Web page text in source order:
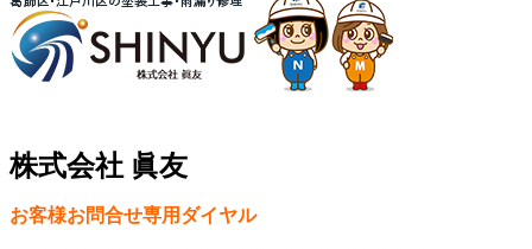
株式会社 眞友
お客様お問合せ専用ダイヤル